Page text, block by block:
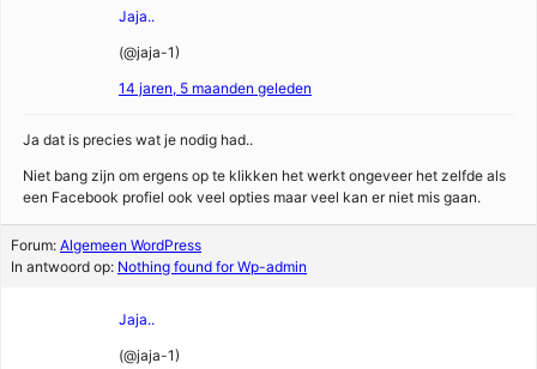
Jaja..
(@jaja-1)
14 jaren, 5 maanden geleden
Ja dat is precies wat je nodig had..
Niet bang zijn om ergens op te klikken het werkt ongeveer het zelfde als
een Facebook profiel ook veel opties maar veel kan er niet mis gaan.
Forum: Algemeen WordPress
In antwoord op: Nothing found for Wp-admin
Jaja..
(@jaja-1)